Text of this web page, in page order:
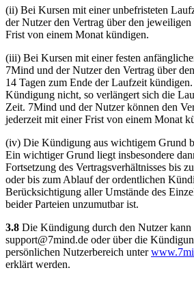
(ii) Bei Kursen mit einer unbefristeten
der Nutzer den Vertrag über den
Frist von einem Monat kündigen.
(iii) Bei Kursen mit einer festen
7Mind und der Nutzer den Vertrag über
14 Tagen zum Ende der Laufzeit
Kündigung nicht, so verlängert sich die
Zeit. 7Mind und der Nutzer können den
jederzeit mit einer Frist von einem Monat
(iv) Die Kündigung aus wichtigem Grund
Ein wichtiger Grund liegt insbesondere
Fortsetzung des Vertragsverhältnisses bis
oder bis zum Ablauf der ordentlichen
Berücksichtigung aller Umstände des
beider Parteien unzumutbar ist.
3.8 Die Kündigung durch den Nutzer kann
support@7mind.de oder über die
persönlichen Nutzerbereich unter
erklärt werden.